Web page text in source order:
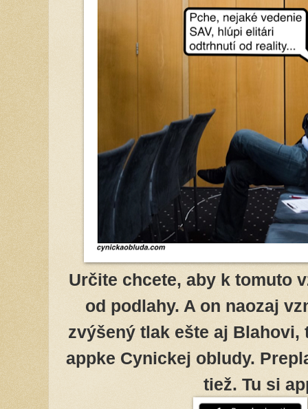
Určite chcete, aby k tomuto
od podlahy. A on naozaj
zvýšený tlak ešte aj
appke Cynickej obludy.
tiež. Tu si